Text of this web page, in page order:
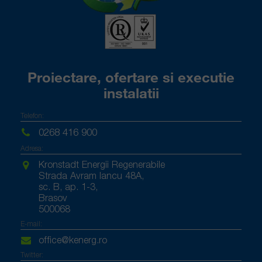
Proiectare, ofertare si executie
instalatii
Telefon:
0268 416 900
Adresa:
Kronstadt Energii Regenerabile
Strada Avram Iancu 48A,
sc. B, ap. 1-3,
Brasov
500068
E-mail:
office@kenerg.ro
Twitter: